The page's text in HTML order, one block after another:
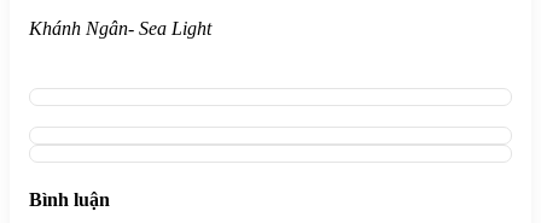
Khánh Ngân- Sea Light
Bình luận